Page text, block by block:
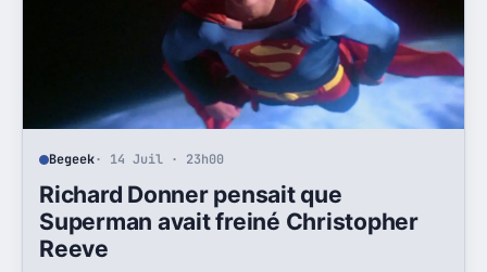
Begeek· 14 Juil · 23h00
Richard Donner pensait que
Superman avait freiné Christopher
Reeve